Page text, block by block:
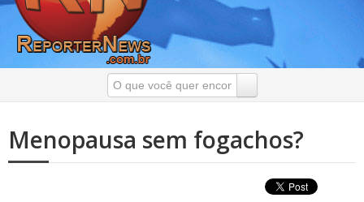
Menopausa sem fogachos?